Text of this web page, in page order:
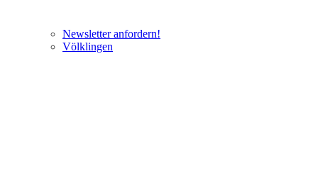
Newsletter anfordern!
Völklingen